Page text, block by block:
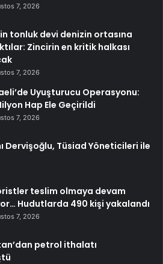
7, 2026
tonluk devi denizin ortasına
Zincirin en kritik halkası
7, 2026
Uyuşturucu Operasyonu:
Hap Ele Geçirildi
7, 2026
Dervişoğlu, Tüsiad Yöneticileri ile
teslim olmaya devam
Hudutlarda 490 kişi yakalandı
7, 2026
petrol ithalatı